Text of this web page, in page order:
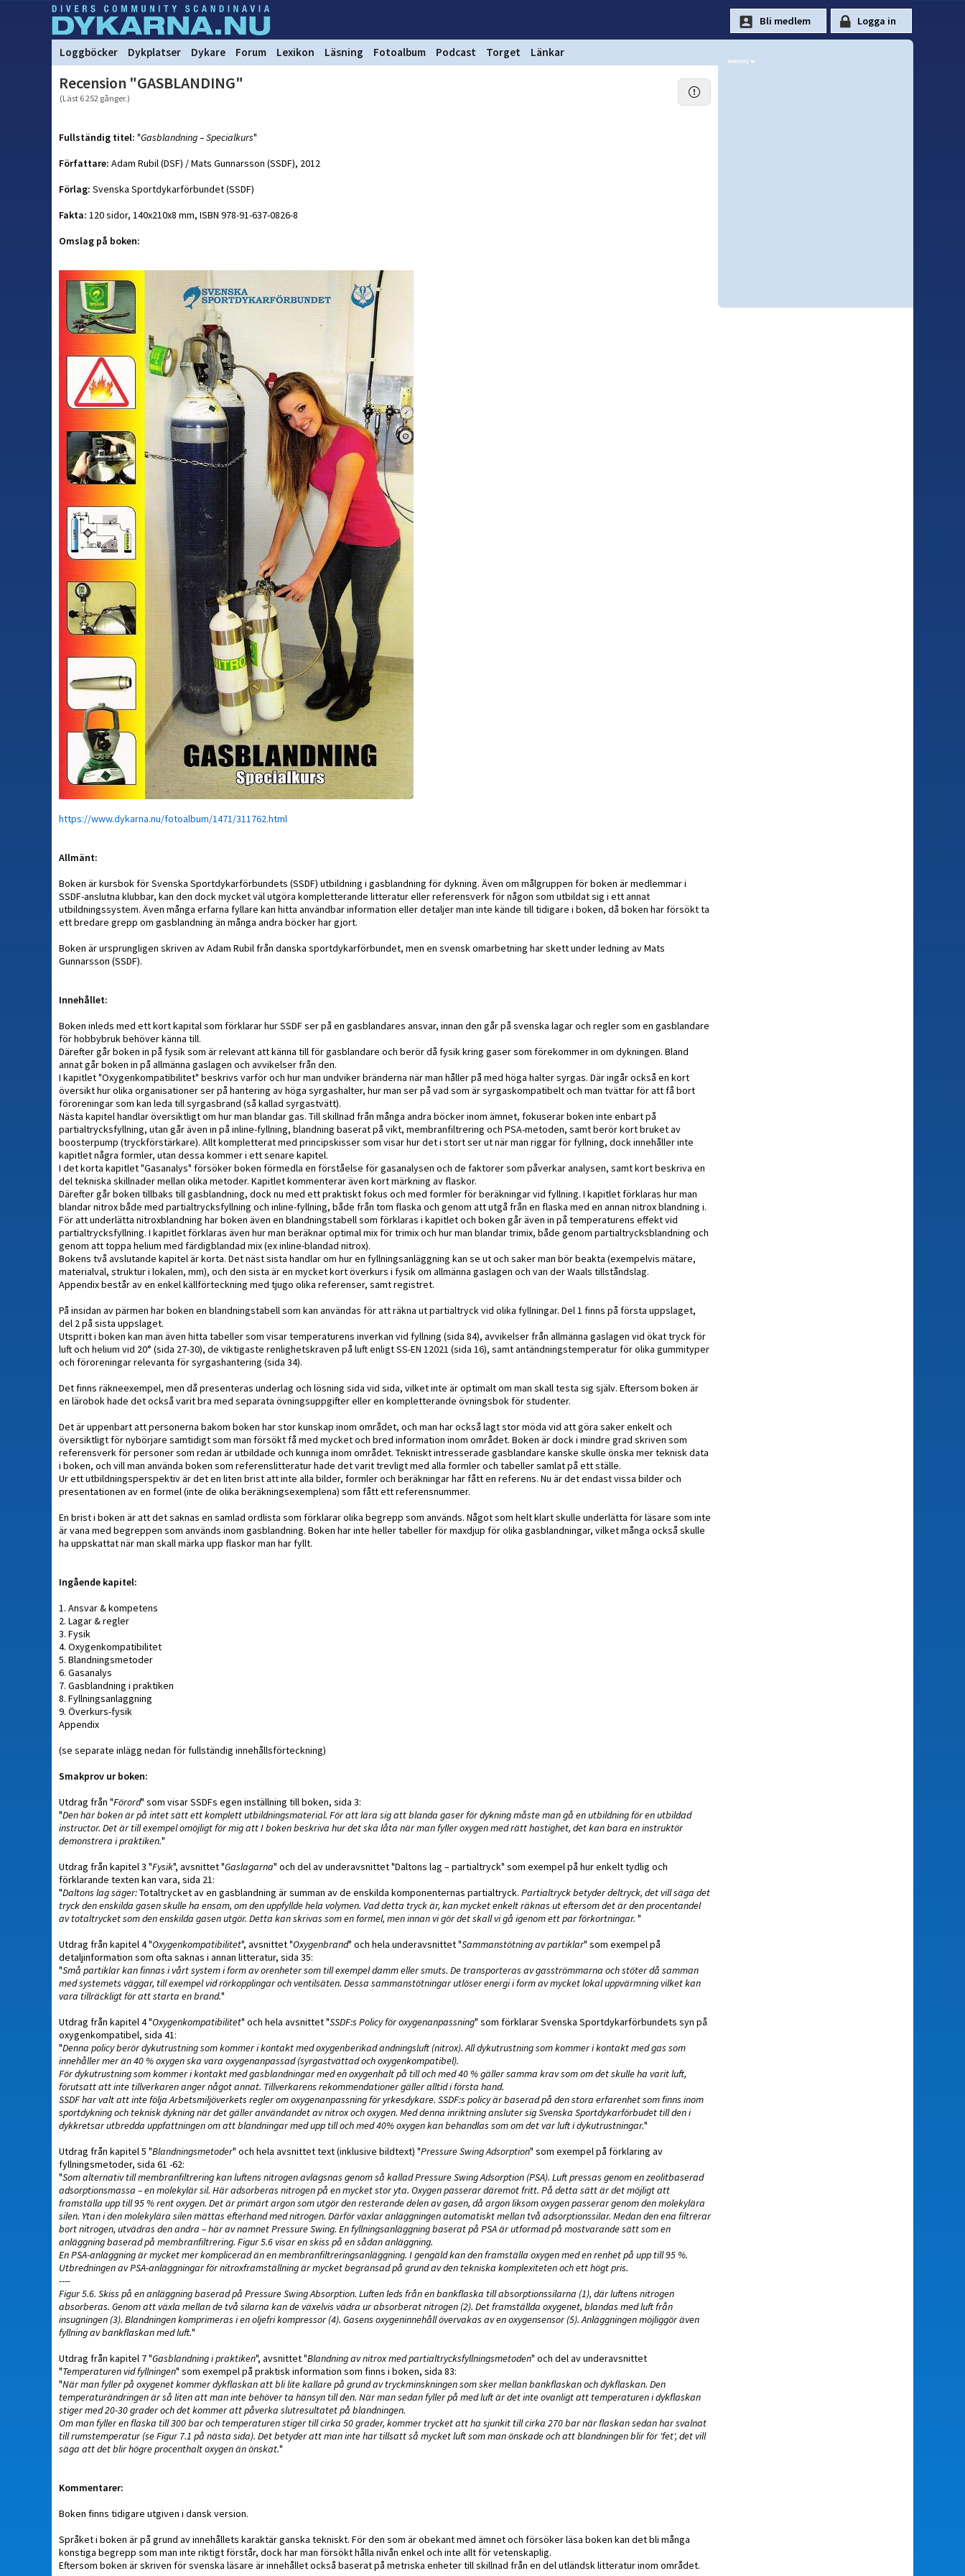
Loggböcker Dykplatser Dykare Forum Lexikon Läsning Fotoalbum Podcast Torget Länkar
Recension "GASBLANDING"
(Läst 6 252 gånger.)
Fullständig titel: "Gasblandning – Specialkurs"
Författare: Adam Rubil (DSF) / Mats Gunnarsson (SSDF), 2012
Förlag: Svenska Sportdykarförbundet (SSDF)
Fakta: 120 sidor, 140x210x8 mm, ISBN 978-91-637-0826-8
Omslag på boken:
https://www.dykarna.nu/fotoalbum/1471/311762.html
Allmänt:
Boken är kursbok för Svenska Sportdykarförbundets (SSDF) utbildning i gasblandning för dykning. Även om målgruppen för boken är medlemmar i
SSDF-anslutna klubbar, kan den dock mycket väl utgöra kompletterande litteratur eller referensverk för någon som utbildat sig i ett annat
utbildningssystem. Även många erfarna fyllare kan hitta användbar information eller detaljer man inte kände till tidigare i boken, då boken har försökt ta
ett bredare grepp om gasblandning än många andra böcker har gjort.
Boken är ursprungligen skriven av Adam Rubil från danska sportdykarförbundet, men en svensk omarbetning har skett under ledning av Mats
Gunnarsson (SSDF).
Innehållet:
Boken inleds med ett kort kapital som förklarar hur SSDF ser på en gasblandares ansvar, innan den går på svenska lagar och regler som en gasblandare
för hobbybruk behöver känna till.
Därefter går boken in på fysik som är relevant att känna till för gasblandare och berör då fysik kring gaser som förekommer in om dykningen. Bland
annat går boken in på allmänna gaslagen och avvikelser från den.
I kapitlet "Oxygenkompatibilitet" beskrivs varför och hur man undviker bränderna när man håller på med höga halter syrgas. Där ingår också en kort
översikt hur olika organisationer ser på hantering av höga syrgashalter, hur man ser på vad som är syrgaskompatibelt och man tvättar för att få bort
föroreningar som kan leda till syrgasbrand (så kallad syrgastvätt).
Nästa kapitel handlar översiktligt om hur man blandar gas. Till skillnad från många andra böcker inom ämnet, fokuserar boken inte enbart på
partialtrycksfyllning, utan går även in på inline-fyllning, blandning baserat på vikt, membranfiltrering och PSA-metoden, samt berör kort bruket av
boosterpump (tryckförstärkare). Allt kompletterat med principskisser som visar hur det i stort ser ut när man riggar för fyllning, dock innehåller inte
kapitlet några formler, utan dessa kommer i ett senare kapitel.
I det korta kapitlet "Gasanalys" försöker boken förmedla en förståelse för gasanalysen och de faktorer som påverkar analysen, samt kort beskriva en
del tekniska skillnader mellan olika metoder. Kapitlet kommenterar även kort märkning av flaskor.
Därefter går boken tillbaks till gasblandning, dock nu med ett praktiskt fokus och med formler för beräkningar vid fyllning. I kapitlet förklaras hur man
blandar nitrox både med partialtrycksfyllning och inline-fyllning, både från tom flaska och genom att utgå från en flaska med en annan nitrox blandning i.
För att underlätta nitroxblandning har boken även en blandningstabell som förklaras i kapitlet och boken går även in på temperaturens effekt vid
partialtrycksfyllning. I kapitlet förklaras även hur man beräknar optimal mix för trimix och hur man blandar trimix, både genom partialtrycksblandning och
genom att toppa helium med färdigblandad mix (ex inline-blandad nitrox).
Bokens två avslutande kapitel är korta. Det näst sista handlar om hur en fyllningsanläggning kan se ut och saker man bör beakta (exempelvis mätare,
materialval, struktur i lokalen, mm), och den sista är en mycket kort överkurs i fysik om allmänna gaslagen och van der Waals tillståndslag.
Appendix består av en enkel källförteckning med tjugo olika referenser, samt registret.
På insidan av pärmen har boken en blandningstabell som kan användas för att räkna ut partialtryck vid olika fyllningar. Del 1 finns på första uppslaget,
del 2 på sista uppslaget.
Utspritt i boken kan man även hitta tabeller som visar temperaturens inverkan vid fyllning (sida 84), avvikelser från allmänna gaslagen vid ökat tryck för
luft och helium vid 20° (sida 27-30), de viktigaste renlighetskraven på luft enligt SS-EN 12021 (sida 16), samt antändningstemperatur för olika gummityper
och föroreningar relevanta för syrgashantering (sida 34).
Det finns räkneexempel, men då presenteras underlag och lösning sida vid sida, vilket inte är optimalt om man skall testa sig själv. Eftersom boken är
en lärobok hade det också varit bra med separata övningsuppgifter eller en kompletterande övningsbok för studenter.
Det är uppenbart att personerna bakom boken har stor kunskap inom området, och man har också lagt stor möda vid att göra saker enkelt och
översiktligt för nybörjare samtidigt som man försökt få med mycket och bred information inom området. Boken är dock i mindre grad skriven som
referensverk för personer som redan är utbildade och kunniga inom området. Tekniskt intresserade gasblandare kanske skulle önska mer teknisk data
i boken, och vill man använda boken som referenslitteratur hade det varit trevligt med alla formler och tabeller samlat på ett ställe.
Ur ett utbildningsperspektiv är det en liten brist att inte alla bilder, formler och beräkningar har fått en referens. Nu är det endast vissa bilder och
presentationen av en formel (inte de olika beräkningsexemplena) som fått ett referensnummer.
En brist i boken är att det saknas en samlad ordlista som förklarar olika begrepp som används. Något som helt klart skulle underlätta för läsare som inte
är vana med begreppen som används inom gasblandning. Boken har inte heller tabeller för maxdjup för olika gasblandningar, vilket många också skulle
ha uppskattat när man skall märka upp flaskor man har fyllt.
Ingående kapitel:
1. Ansvar & kompetens
2. Lagar & regler
3. Fysik
4. Oxygenkompatibilitet
5. Blandningsmetoder
6. Gasanalys
7. Gasblandning i praktiken
8. Fyllningsanlaggning
9. Överkurs-fysik
Appendix
(se separate inlägg nedan för fullständig innehållsförteckning)
Smakprov ur boken:
Utdrag från "Förord" som visar SSDFs egen inställning till boken, sida 3:
"Den här boken är på intet sätt ett komplett utbildningsmaterial. För att lära sig att blanda gaser för dykning måste man gå en utbildning för en utbildad
instructor. Det är till exempel omöjligt för mig att I boken beskriva hur det ska låta när man fyller oxygen med rätt hastighet, det kan bara en instruktör
demonstrera i praktiken."
Utdrag från kapitel 3 "Fysik", avsnittet "Gaslagarna" och del av underavsnittet "Daltons lag – partialtryck" som exempel på hur enkelt tydlig och
förklarande texten kan vara, sida 21:
"Daltons lag säger:Totaltrycket av en gasblandning är summan av de enskilda komponenternas partialtryck. Partialtryck betyder deltryck, det vill säga det
tryck den enskilda gasen skulle ha ensam, om den uppfyllde hela volymen. Vad detta tryck är, kan mycket enkelt räknas ut eftersom det är den procentandel
av totaltrycket som den enskilda gasen utgör. Detta kan skrivas som en formel, men innan vi gör det skall vi gå igenom ett par förkortningar. "
Utdrag från kapitel 4 "Oxygenkompatibilitet", avsnittet "Oxygenbrand" och hela underavsnittet "Sammanstötning av partiklar" som exempel på
detaljinformation som ofta saknas i annan litteratur, sida 35:
"Små partiklar kan finnas i vårt system i form av orenheter som till exempel damm eller smuts. De transporteras av gasströmmarna och stöter då samman
med systemets väggar, till exempel vid rörkopplingar och ventilsäten. Dessa sammanstötningar utlöser energi i form av mycket lokal uppvärmning vilket kan
vara tillräckligt för att starta en brand."
Utdrag från kapitel 4 "Oxygenkompatibilitet" och hela avsnittet "SSDF:s Policy för oxygenanpassning" som förklarar Svenska Sportdykarförbundets syn på
oxygenkompatibel, sida 41:
"Denna policy berör dykutrustning som kommer i kontakt med oxygenberikad andningsluft (nitrox). All dykutrustning som kommer i kontakt med gas som
innehåller mer än 40 % oxygen ska vara oxygenanpassad (syrgastvättad och oxygenkompatibel).
För dykutrustning som kommer i kontakt med gasblandningar med en oxygenhalt på till och med 40 % gäller samma krav som om det skulle ha varit luft,
förutsatt att inte tillverkaren anger något annat. Tillverkarens rekommendationer gäller alltid i första hand.
SSDF har valt att inte följa Arbetsmiljöverkets regler om oxygenanpassning för yrkesdykare. SSDF:s policy är baserad på den stora erfarenhet som finns inom
sportdykning och teknisk dykning när det gäller användandet av nitrox och oxygen. Med denna inriktning ansluter sig Svenska Sportdykarförbudet till den i
dykkretsar utbredda uppfattningen om att blandningar med upp till och med 40% oxygen kan behandlas som om det var luft i dykutrustningar."
Utdrag från kapitel 5 "Blandningsmetoder" och hela avsnittet text (inklusive bildtext) "Pressure Swing Adsorption" som exempel på förklaring av
fyllningsmetoder, sida 61 -62:
"Som alternativ till membranfiltrering kan luftens nitrogen avlägsnas genom så kallad Pressure Swing Adsorption (PSA). Luft pressas genom en zeolitbaserad
adsorptionsmassa – en molekylär sil. Här adsorberas nitrogen på en mycket stor yta. Oxygen passerar däremot fritt. På detta sätt är det möjligt att
framställa upp till 95 % rent oxygen. Det är primärt argon som utgör den resterande delen av gasen, då argon liksom oxygen passerar genom den molekylära
silen. Ytan i den molekylära silen mättas efterhand med nitrogen. Därför växlar anläggningen automatiskt mellan två adsorptionssilar. Medan den ena filtrerar
bort nitrogen, utvädras den andra – här av namnet Pressure Swing. En fyllningsanläggning baserat på PSA är utformad på mostvarande sätt som en
anläggning baserad på membranfiltrering. Figur 5.6 visar en skiss på en sådan anläggning.
En PSA-anläggning är mycket mer komplicerad än en membranfiltreringsanläggning. I gengäld kan den framställa oxygen med en renhet på upp till 95 %.
Utbredningen av PSA-anläggningar för nitroxframställning är mycket begränsad på grund av den tekniska komplexiteten och ett högt pris.
----
Figur 5.6. Skiss på en anläggning baserad på Pressure Swing Absorption. Luften leds från en bankflaska till absorptionssilarna (1), där luftens nitrogen
absorberas. Genom att växla mellan de två silarna kan de växelvis vädra ur absorberat nitrogen (2). Det framställda oxygenet, blandas med luft från
insugningen (3). Blandningen komprimeras i en oljefri kompressor (4). Gasens oxygeninnehåll övervakas av en oxygensensor (5). Anläggningen möjliggör även
fyllning av bankflaskan med luft."
Utdrag från kapitel 7 "Gasblandning i praktiken", avsnittet "Blandning av nitrox med partialtrycksfyllningsmetoden" och del av underavsnittet
"Temperaturen vid fyllningen" som exempel på praktisk information som finns i boken, sida 83:
"När man fyller på oxygenet kommer dykflaskan att bli lite kallare på grund av tryckminskningen som sker mellan bankflaskan och dykflaskan. Den
temperaturändringen är så liten att man inte behöver ta hänsyn till den. När man sedan fyller på med luft är det inte ovanligt att temperaturen i dykflaskan
stiger med 20-30 grader och det kommer att påverka slutresultatet på blandningen.
Om man fyller en flaska till 300 bar och temperaturen stiger till cirka 50 grader, kommer trycket att ha sjunkit till cirka 270 bar när flaskan sedan har svalnat
till rumstemperatur (se Figur 7.1 på nästa sida). Det betyder att man inte har tillsatt så mycket luft som man önskade och att blandningen blir för 'fet', det vill
säga att det blir högre procenthalt oxygen än önskat."
Kommentarer:
Boken finns tidigare utgiven i dansk version.
Språket i boken är på grund av innehållets karaktär ganska tekniskt. För den som är obekant med ämnet och försöker läsa boken kan det bli många
konstiga begrepp som man inte riktigt förstår, dock har man försökt hålla nivån enkel och inte allt för vetenskaplig.
Eftersom boken är skriven för svenska läsare är innehållet också baserat på metriska enheter till skillnad från en del utländsk litteratur inom området.